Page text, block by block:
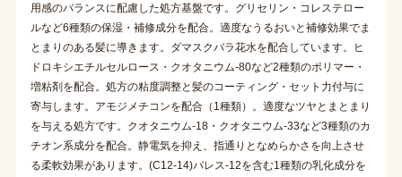
用感のバランスに配慮した処方基盤です。グリセリン・コレステロー
ルなど6種類の保湿・補修成分を配合。適度なうるおいと補修効果でま
とまりのある髪に導きます。ダマスクバラ花水を配合しています。ヒ
ドロキシエチルセルロース・クオタニウム-80など2種類のポリマー・
増粘剤を配合。処方の粘度調整と髪のコーティング・セット力付与に
寄与します。アモジメチコンを配合（1種類）。適度なツヤとまとまり
を与える処方です。クオタニウム-18・クオタニウム-33など3種類のカ
チオン系成分を配合。静電気を抑え、指通りとなめらかさを向上させ
る柔軟効果があります。(C12-14)パレス-12を含む1種類の乳化成分を